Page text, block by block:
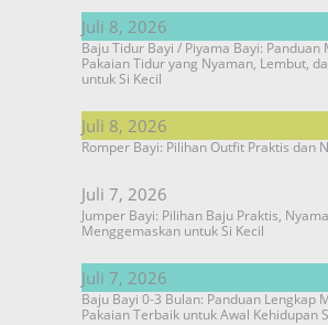
Juli 8, 2026
Baju Tidur Bayi / Piyama Bayi: Panduan
Pakaian Tidur yang Nyaman, Lembut,
untuk Si Kecil
Juli 8, 2026
Romper Bayi: Pilihan Outfit Praktis dan
Juli 7, 2026
Jumper Bayi: Pilihan Baju Praktis,
Menggemaskan untuk Si Kecil
Juli 7, 2026
Baju Bayi 0-3 Bulan: Panduan Lengkap
Pakaian Terbaik untuk Awal Kehidupan